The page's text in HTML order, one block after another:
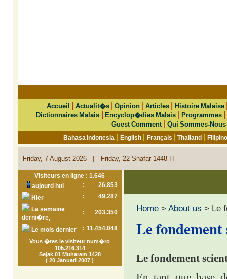
Accueil Actualit�s|Opinion Articles| Histoire Malaise
Dictionnaires Malais |Encyclop�dies Malais |Programmes
Guest Comment Qui Sommes-Nous
Bahasa Indonesia |English Français |Thailand |
Friday, 7 August 2026 | Friday, 22 Shafar 1448 H
Visiteurs en ligne : 1.646
aujourd hui
:
26.853
Hier
:
49.287
La semaine
derni�re,
: 203.350
Le mois dernier : 11.454.048
Vous �tes le visiteur num�ro
105.216.314
Sejak 01 Muharam 1428
( 20 Januari 2007 )
Home > About us > Le
Le
Le fondement